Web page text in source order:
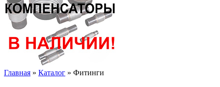
Главная » Каталог » Фитинги